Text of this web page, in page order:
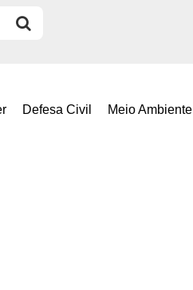
Defesa Civil Meio Ambiente